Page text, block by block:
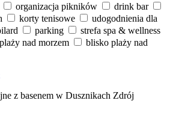
organizacja pikników
drink bar
korty tenisowe
udogodnienia dla
parking
strefa spa & wellness
nad morzem
blisko plaży nad
z basenem w Dusznikach Zdrój